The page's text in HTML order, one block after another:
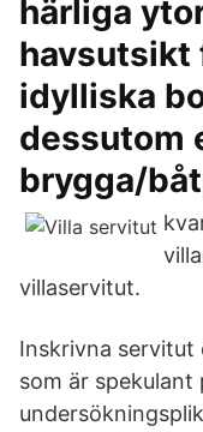
härliga
havsutsikt
idylliska
dessutom
brygga/
villaservitut.
Inskrivna servitut
som är